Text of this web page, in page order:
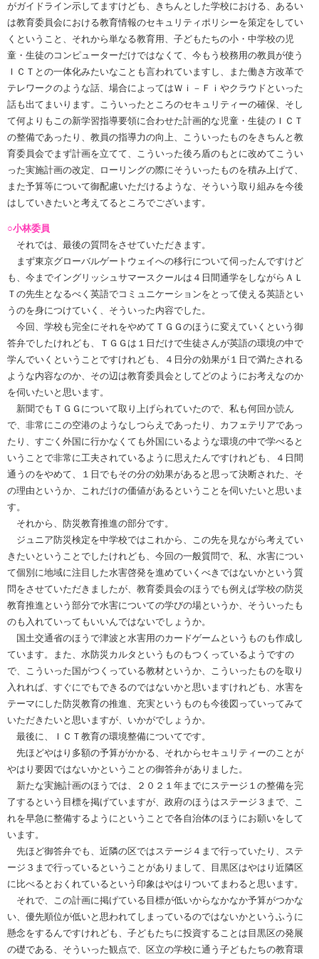
がガイドライン示してますけども、きちんとした学校における、あるい
は教育委員会における教育情報のセキュリティポリシーを策定をしてい
くということ、それから単なる教育用、子どもたちの小・中学校の児
童・生徒のコンピューターだけではなくて、今もう校務用の教員が使う
ＩＣＴとの一体化みたいなことも言われていますし、また働き方改革で
テレワークのような話、場合によってはＷｉ－Ｆｉやクラウドといった
話も出てまいります。こういったところのセキュリティーの確保、そし
て何よりもこの新学習指導要領に合わせた計画的な児童・生徒のＩＣＴ
の整備であったり、教員の指導力の向上、こういったものをきちんと教
育委員会でまず計画を立てて、こういった後ろ盾のもとに改めてこうい
った実施計画の改定、ローリングの際にそういったものを積み上げて、
また予算等について御配慮いただけるような、そういう取り組みを今後
はしていきたいと考えてるところでございます。
○小林委員
それでは、最後の質問をさせていただきます。
まず東京グローバルゲートウェイへの移行について伺ったんですけど
も、今までイングリッシュサマースクールは４日間通学をしながらＡＬ
Ｔの先生となるべく英語でコミュニケーションをとって使える英語とい
うのを身につけていく、そういった内容でした。
今回、学校も完全にそれをやめてＴＧＧのほうに変えていくという御
答弁でしたけれども、ＴＧＧは１日だけで生徒さんが英語の環境の中で
学んでいくということですけれども、４日分の効果が１日で満たされる
ような内容なのか、その辺は教育委員会としてどのようにお考えなのか
を伺いたいと思います。
新聞でもＴＧＧについて取り上げられていたので、私も何回か読ん
で、非常にこの空港のようなしつらえであったり、カフェテリアであっ
たり、すごく外国に行かなくても外国にいるような環境の中で学べると
いうことで非常に工夫されているように思えたんですけれども、４日間
通うのをやめて、１日でもその分の効果があると思って決断された、そ
の理由というか、これだけの価値があるということを伺いたいと思いま
す。
それから、防災教育推進の部分です。
ジュニア防災検定を中学校ではこれから、この先を見ながら考えてい
きたいということでしたけれども、今回の一般質問で、私、水害につい
て個別に地域に注目した水害啓発を進めていくべきではないかという質
問をさせていただきましたが、教育委員会のほうでも例えば学校の防災
教育推進という部分で水害についての学びの場というか、そういったも
のも入れていってもいいんではないでしょうか。
国土交通省のほうで津波と水害用のカードゲームというものも作成し
ています。また、水防災カルタというものもつくっているようですの
で、こういった国がつくっている教材というか、こういったものを取り
入れれば、すぐにでもできるのではないかと思いますけれども、水害を
テーマにした防災教育の推進、充実というものも今後図っていってみて
いただきたいと思いますが、いかがでしょうか。
最後に、ＩＣＴ教育の環境整備についてです。
先ほどやはり多額の予算がかかる、それからセキュリティーのことが
やはり要因ではないかということの御答弁がありました。
新たな実施計画のほうでは、２０２１年までにステージ１の整備を完
了するという目標を掲げていますが、政府のほうはステージ３まで、こ
れを早急に整備するようにということで各自治体のほうにお願いをして
います。
先ほど御答弁でも、近隣の区ではステージ４まで行っていたり、ステ
ージ３まで行っているということがありまして、目黒区はやはり近隣区
に比べるとおくれているという印象はやはりついてまわると思います。
それで、この計画に掲げている目標が低いからなかなか予算がつかな
い、優先順位が低いと思われてしまっているのではないかというふうに
懸念をするんですけれども、子どもたちに投資することは目黒区の発展
の礎である、そういった観点で、区立の学校に通う子どもたちの教育環